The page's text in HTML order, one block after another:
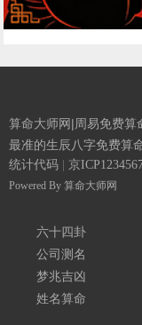
算命大师网|周易免费算
最准的生辰八字免费算
统计代码 京
Powered By 算命大师网
六十四卦
公司测名
梦兆吉凶
姓名算命